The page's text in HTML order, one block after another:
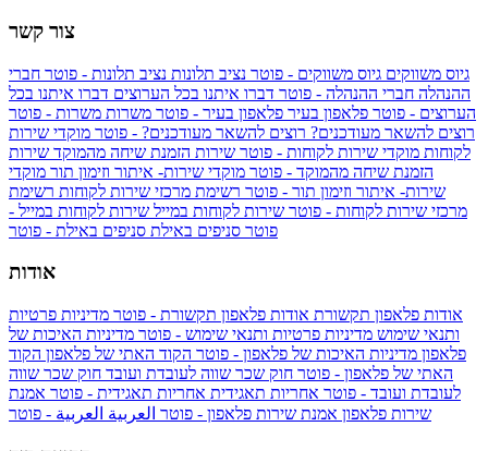
צור קשר
גיוס משווקים גיוס משווקים - פוטר נציב תלונות נציב תלונות - פוטר חברי
ההנהלה חברי ההנהלה - פוטר דברו איתנו בכל הערוצים דברו איתנו בכל
הערוצים - פוטר פלאפון בעיר פלאפון בעיר - פוטר משרות משרות - פוטר
רוצים להשאר מעודכנים? רוצים להשאר מעודכנים? - פוטר מוקדי שירות
לקוחות מוקדי שירות לקוחות - פוטר שירות הזמנת שיחה מהמוקד שירות
הזמנת שיחה מהמוקד - פוטר מוקדי שירות- איתור וזימון תור מוקדי
שירות- איתור וזימון תור - פוטר רשימת מרכזי שירות לקוחות רשימת
מרכזי שירות לקוחות - פוטר שירות לקוחות במייל שירות לקוחות במייל -
פוטר סניפים באילת סניפים באילת - פוטר
אודות
אודות פלאפון תקשורת אודות פלאפון תקשורת - פוטר מדיניות פרטיות
ותנאי שימוש מדיניות פרטיות ותנאי שימוש - פוטר מדיניות האיכות של
פלאפון מדיניות האיכות של פלאפון - פוטר הקוד האתי של פלאפון הקוד
האתי של פלאפון - פוטר חוק שכר שווה לעובדת ועובד חוק שכר שווה
לעובדת ועובד - פוטר אחריות תאגידית אחריות תאגידית - פוטר אמנת
שירות פלאפון אמנת שירות פלאפון - פוטר العربية العربية - פוטר